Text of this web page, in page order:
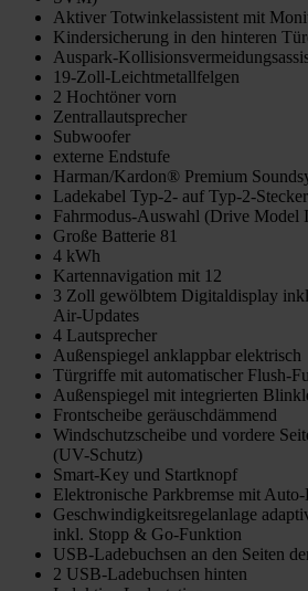
Aktiver Totwinkelassistent mit
Kindersicherung in den hinteren
Auspark-
19-Zoll-Leichtmetallfelgen
2 Hochtöner vorn
Zentrallautsprecher
Subwoofer
externe Endstufe
Harman/Kardon® Premium
Ladekabel Typ-2- auf Typ-2-
Fahrmodus-Auswahl (Drive Model
Große Batterie 81
4 kWh
Kartennavigation mit 12
3 Zoll gewölbtem Digitaldisplay
Air-Updates
4 Lautsprecher
Außenspiegel anklappbar elektrisch
Türgriffe mit automatischer Flush-
Außenspiegel mit integrierten
Frontscheibe geräuschdämmend
Windschutzscheibe und vordere
(UV-Schutz)
Smart-Key und Startknopf
Elektronische Parkbremse mit
Geschwindigkeitsregelanlage
inkl. Stopp & Go-Funktion
USB-Ladebuchsen an den Seiten
2 USB-Ladebuchsen hinten